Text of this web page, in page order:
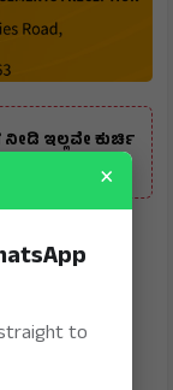
ಇಲ್ಲವೇ ಕುರ್ಚಿ
×
to